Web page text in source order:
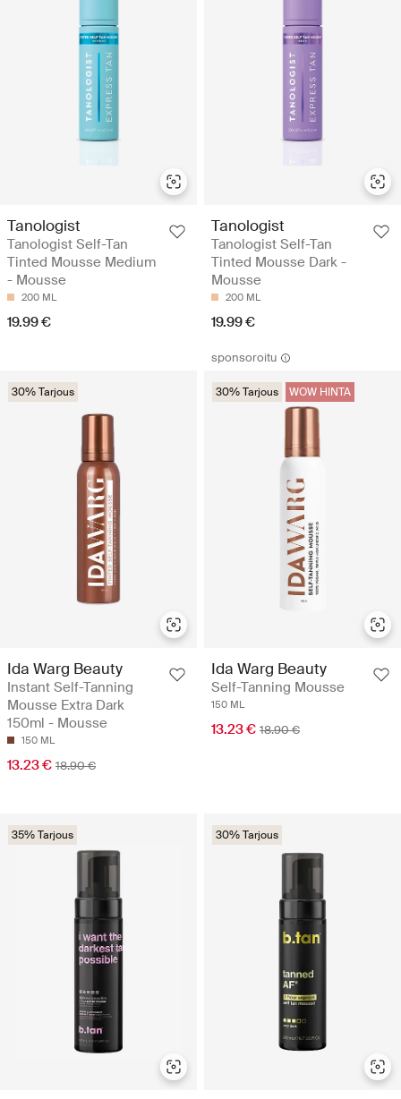
Tanologist
Tanologist Self-Tan
Tinted Mousse Medium
- Mousse
200 ML
19.99 €
Tanologist
Tanologist Self-Tan
Tinted Mousse Dark -
Mousse
200 ML
19.99 €
30% Tarjous
Ida Warg Beauty
Instant Self-Tanning
Mousse Extra Dark
150ml - Mousse
150 ML
13.23 € 18.90 €
sponsoroitu
30% Tarjous WOW HINTA
Ida Warg Beauty
Self-Tanning Mousse
150 ML
13.23 € 18.90 €
35% Tarjous 30% Tarjous